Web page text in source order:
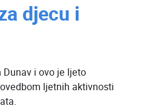
djecu i
i ovo je ljeto
ljetnih aktivnosti